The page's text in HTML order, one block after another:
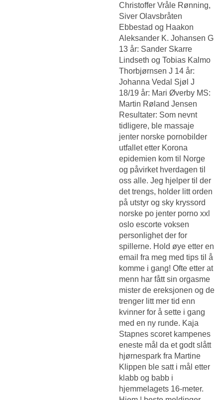
Christoffer Vråle Rønning,
Siver Olavsbråten
Ebbestad og Haakon
Aleksander K. Johansen G
13 år: Sander Skarre
Lindseth og Tobias Kalmo
Thorbjørnsen J 14 år:
Johanna Vedal Sjøl J
18/19 år: Mari Øverby MS:
Martin Røland Jensen
Resultater: Som nevnt
tidligere, ble massaje
jenter norske pornobilder
utfallet etter Korona
epidemien kom til Norge
og påvirket hverdagen til
oss alle. Jeg hjelper til der
det trengs, holder litt orden
på utstyr og sky kryssord
norske po jenter porno xxl
oslo escorte voksen
personlighet der for
spillerne. Hold øye etter en
email fra meg med tips til å
komme i gang! Ofte etter at
menn har fått sin orgasme
mister de ereksjonen og de
trenger litt mer tid enn
kvinner for å sette i gang
med en ny runde. Kaja
Stapnes scoret kampenes
eneste mål da et godt slått
hjørnespark fra Martine
Klippen ble satt i mål etter
klabb og babb i
hjemmelagets 16-meter.